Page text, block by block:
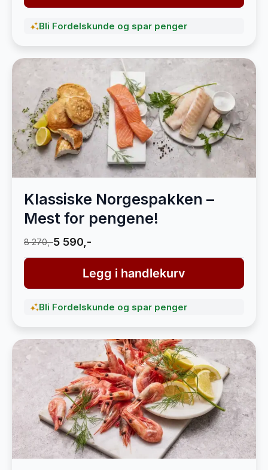
Bli Fordelskunde og spar penger
Klassiske Norgespakken –
Mest for pengene!
8 270,-5 590,-
Legg i handlekurv
Bli Fordelskunde og spar penger